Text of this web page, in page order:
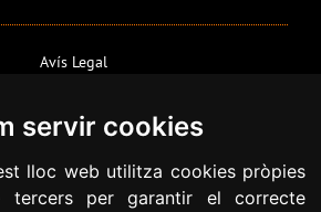
servir cookies
lloc web utilitza cookies pròpies
tercers per garantir el correcte
Avís Legal
Política de Cookies
Política de privacitat
addicional RGPD